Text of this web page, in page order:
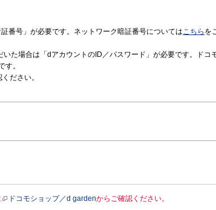
番号」が必要です。ネットワーク暗証番号についてはこちら を
た場合は「dアカウントのID／パスワード」が必要です。ドコ
す。
ださい。
ドコモショップ／d gardenからご確認ください。